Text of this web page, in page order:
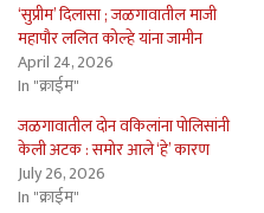
‘सुप्रीम’ दिलासा ; जळगावातील माजी
महापौर ललित कोल्हे यांना जामीन
April 24, 2026
In "क्राईम"
जळगावातील दोन वकिलांना पोलिसांनी
केली अटक : समोर आले ‘हे’ कारण
July 26, 2026
In "क्राईम"